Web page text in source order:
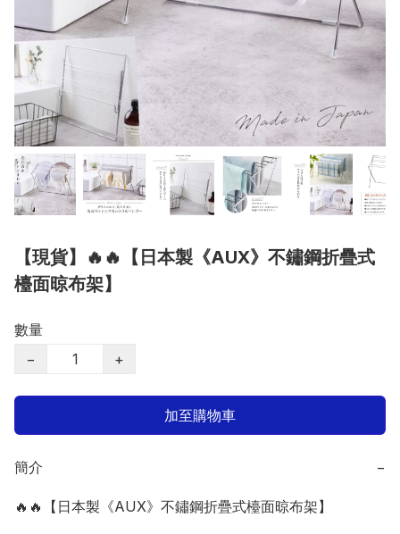
【現貨】🔥🔥【日本製《AUX》不鏽鋼折疊式
檯面晾布架】
數量
−
+
加至購物車
簡介 −
🔥🔥【日本製《AUX》不鏽鋼折疊式檯面晾布架】